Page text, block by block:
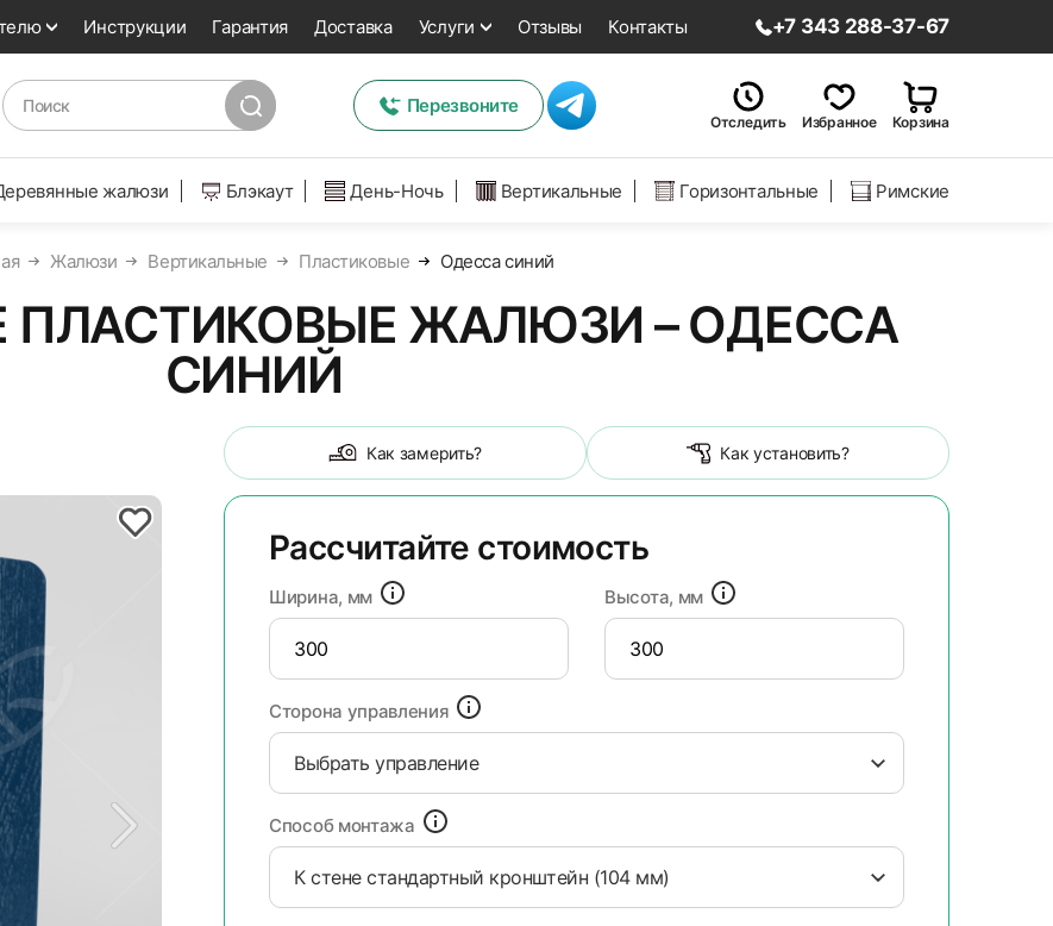
Инструкции Гарантия Доставка Услуги Отзывы Контакты +7 343 288-37-67
Перезвоните
Отследить Избранное Корзина
жалюзи Блэкаут День-Ночь Вертикальные Горизонтальные Римские
Жалюзи Вертикальные Пластиковые Одесса синий
ПЛАСТИКОВЫЕ ЖАЛЮЗИ – ОДЕССА
СИНИЙ
Как замерить? Как установить?
Рассчитайте стоимость
Ширина, мм Высота, мм
Сторона управления
Выбрать управление
Способ монтажа
К стене стандартный кронштейн (104 мм)